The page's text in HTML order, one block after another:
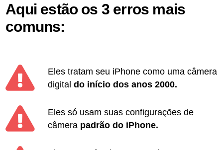
Aqui estão os 3 erros mais
comuns:
Eles tratam seu iPhone como uma câmera
digitaldo início dos anos 2000.
Eles só usam suas configurações de
câmera padrão do iPhone.